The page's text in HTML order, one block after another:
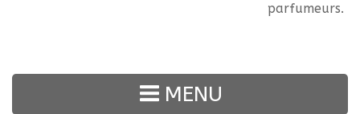
parfumeurs.
MENU